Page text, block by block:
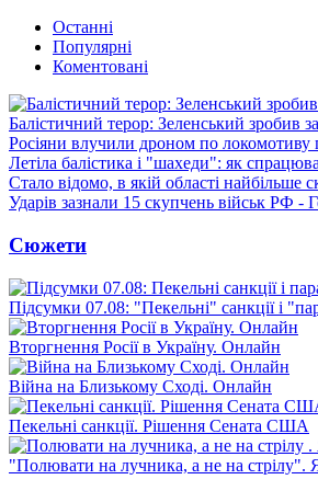
Останні
Популярні
Коментовані
Балістичний терор: Зеленський зробив
Росіяни влучили дроном по локомотиву
Летіла балістика і "шахеди": як
Стало відомо, в якій області найбільше
Ударів зазнали 15 скупчень військ РФ -
Сюжети
Підсумки 07.08: "Пекельні" санкції і
Вторгнення Росії в Україну. Онлайн
Війна на Близькому Сході. Онлайн
Пекельні санкції. Рішення Сената США
"Полювати на лучника, а не на стрілу".